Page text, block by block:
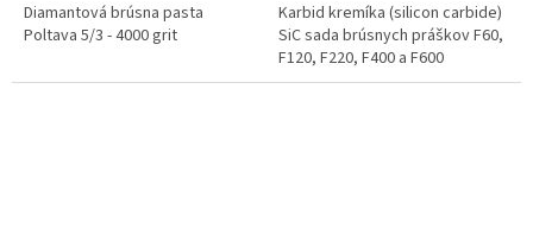
Diamantová brúsna pasta
Poltava 5/3 - 4000 grit
Karbid kremíka (silicon carbide)
SiC sada brúsnych práškov F60,
F120, F220, F400 a F600